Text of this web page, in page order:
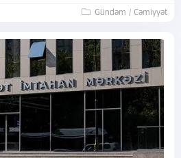
Gündəm / Cəmiyyət